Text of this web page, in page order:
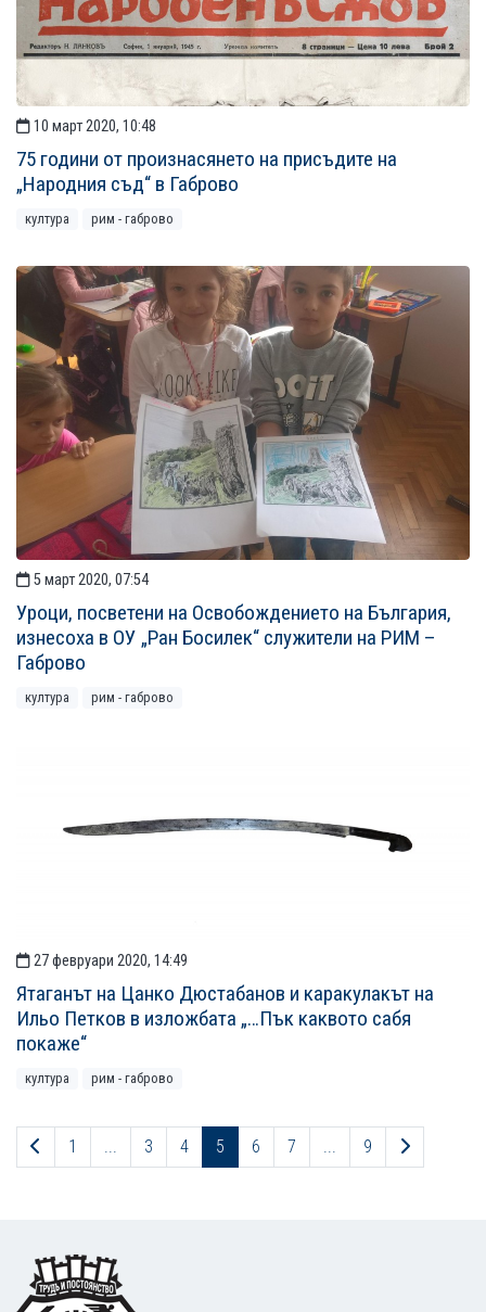
10 март 2020, 10:48
75 години от произнасянето на присъдите на
„Народния съд“ в Габрово
култура рим - габрово
5 март 2020, 07:54
Уроци, посветени на Освобождението на България,
изнесоха в ОУ „Ран Босилек“ служители на РИМ –
Габрово
култура рим - габрово
27 февруари 2020, 14:49
Ятаганът на Цанко Дюстабанов и каракулакът на
Ильо Петков в изложбата „…Пък каквото сабя
покаже“
култура рим - габрово
Предходна страница
1 3 4 5 6 7 9 Следваща
Footer